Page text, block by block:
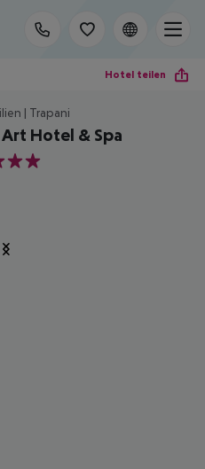
Hotel teilen
| Trapani
Hotel & Spa